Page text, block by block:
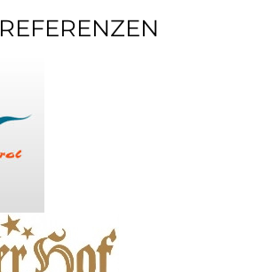
REFERENZEN